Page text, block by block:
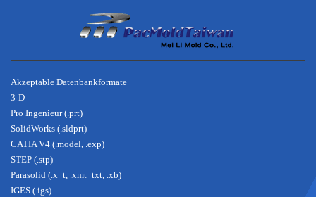
Akzeptable Datenbankformate
3-D
Pro Ingenieur (.prt)
SolidWorks (.sldprt)
CATIA V4 (.model, .exp)
STEP (.stp)
Parasolid (.x_t, .xmt_txt, .xb)
IGES (.igs)